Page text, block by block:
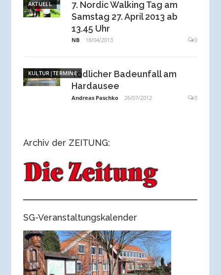
AKTUELL
7. Nordic Walking Tag am
Samstag 27. April 2013 ab
13.45 Uhr
NB 18/04/2013 0
KULTUR|TERMINETödlicher Badeunfall am
Hardausee
Andreas Paschko 26/07/2012 0
Archiv der ZEITUNG:
SG-Veranstaltungskalender